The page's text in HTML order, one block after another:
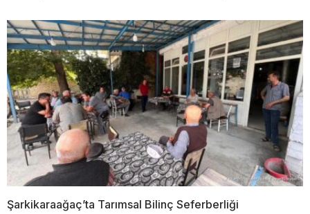
Şarkikaraağaç’ta Tarımsal Bilinç Seferberliği